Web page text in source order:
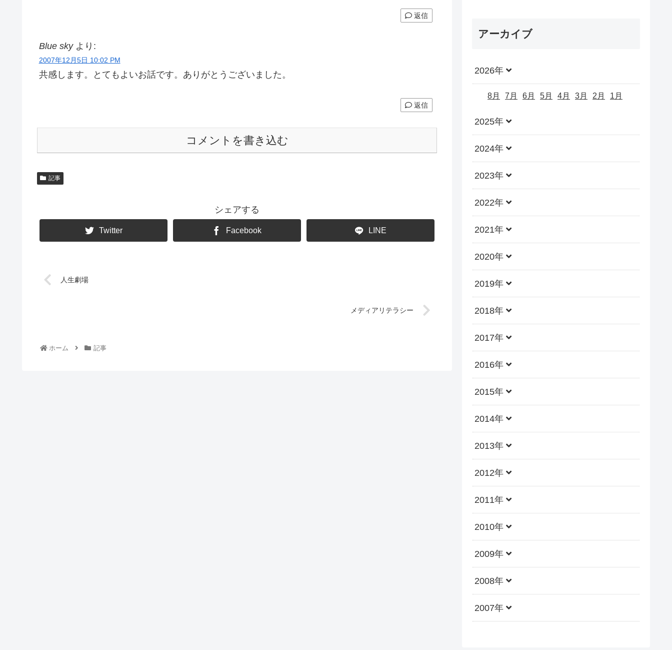
返信
Blue sky より:
2007年12月5日 10:02 PM
共感します。とてもよいお話です。ありがとうございました。
返信
コメントを書き込む
記事
シェアする
Twitter Facebook LINE
人生劇場
メディアリテラシー
ホーム 記事
アーカイブ
2026年
8月 7月 6月 5月 4月 3月 2月 1月
2025年
2024年
2023年
2022年
2021年
2020年
2019年
2018年
2017年
2016年
2015年
2014年
2013年
2012年
2011年
2010年
2009年
2008年
2007年